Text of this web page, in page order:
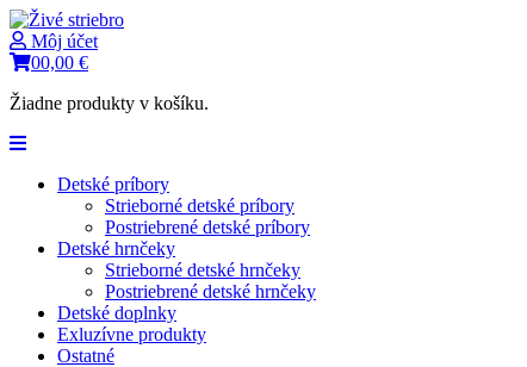
Môj účet
00,00 €
Žiadne produkty v košíku.
Detské príbory
Strieborné detské príbory
Postriebrené detské príbory
Detské hrnčeky
Strieborné detské hrnčeky
Postriebrené detské hrnčeky
Detské doplnky
Exluzívne produkty
Ostatné